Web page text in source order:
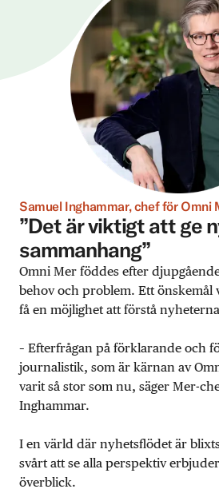
Samuel Inghammar, chef för Omni
”Det är viktigt att ge
sammanhang”
Omni Mer föddes efter
behov och problem. Ett önskemål
få en möjlighet att förstå
– Efterfrågan på förklarande och
journalistik, som är kärnan av
varit så stor som nu, säger Mer-
Inghammar.
I en värld där nyhetsflödet är
svårt att se alla perspektiv
överblick.